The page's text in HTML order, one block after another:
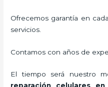
Ofrecemos garantía en
servicios.
Contamos con años de
El tiempo será nuestro